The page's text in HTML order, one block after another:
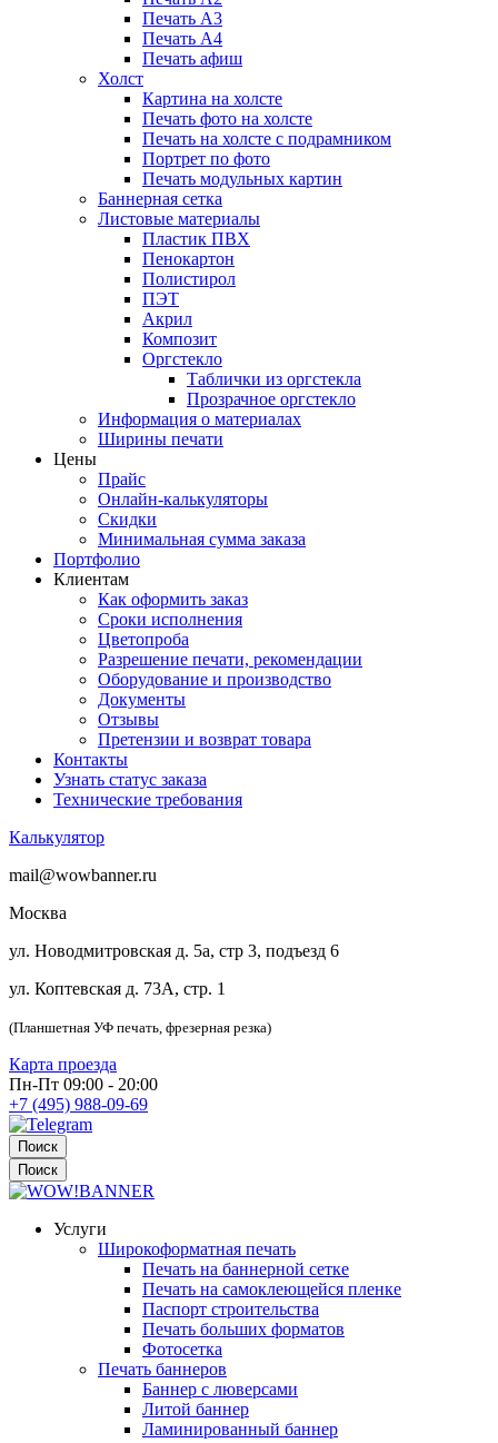
Печать А3
Печать А4
Печать афиш
Холст
Картина на холсте
Печать фото на холсте
Печать на холсте с подрамником
Портрет по фото
Печать модульных картин
Баннерная сетка
Листовые материалы
Пластик ПВХ
Пенокартон
Полистирол
ПЭТ
Акрил
Композит
Оргстекло
Таблички из оргстекла
Прозрачное оргстекло
Информация о материалах
Ширины печати
Цены
Прайс
Онлайн-калькуляторы
Скидки
Минимальная сумма заказа
Портфолио
Клиентам
Как оформить заказ
Сроки исполнения
Цветопроба
Разрешение печати, рекомендации
Оборудование и производство
Документы
Отзывы
Претензии и возврат товара
Контакты
Узнать статус заказа
Технические требования
Калькулятор
mail@wowbanner.ru
Москва
ул. Новодмитровская д. 5а, стр 3, подъезд 6
ул. Коптевская д. 73А, стр. 1
(Планшетная УФ печать, фрезерная резка)
Карта проезда
Пн-Пт 09:00 - 20:00
+7 (495) 988-09-69
Поиск
Поиск
Услуги
Широкоформатная печать
Печать на баннерной сетке
Печать на самоклеющейся пленке
Паспорт строительства
Печать больших форматов
Фотосетка
Печать баннеров
Баннер с люверсами
Литой баннер
Ламинированный баннер